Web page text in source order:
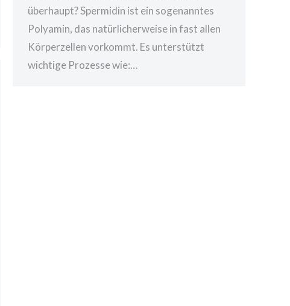
überhaupt? Spermidin ist ein sogenanntes
Polyamin, das natürlicherweise in fast allen
Körperzellen vorkommt. Es unterstützt
wichtige Prozesse wie:…